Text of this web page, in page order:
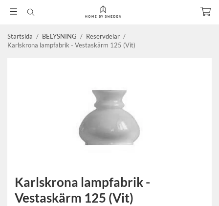
Startsida / BELYSNING / Reservdelar /
Karlskrona lampfabrik - Vestaskärm 125 (Vit)
Karlskrona lampfabrik -
Vestaskärm 125 (Vit)